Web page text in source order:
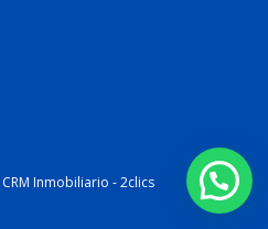
CRM Inmobiliario - 2clics